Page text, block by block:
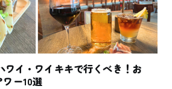
ワイ・ワイキキで行くべき！お
ー10選